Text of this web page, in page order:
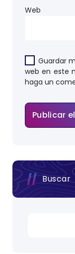
Web
Guardar
web en este
haga un
Buscar